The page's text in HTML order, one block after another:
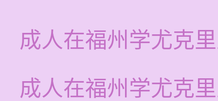
成人在福州学尤克
成人在福州学尤克